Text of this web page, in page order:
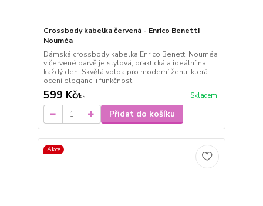
Crossbody kabelka červená - Enrico Benetti
Nouméa
Dámská crossbody kabelka Enrico Benetti Nouméa
v červené barvě je stylová, praktická a ideální na
každý den. Skvělá volba pro moderní ženu, která
ocení eleganci i funkčnost.
599 Kč/ks Skladem
Přidat do košíku
Akce